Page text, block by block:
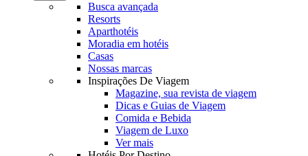
Busca avançada
Resorts
Aparthotéis
Moradia em hotéis
Casas
Nossas marcas
Inspirações De Viagem
Magazine, sua revista de viagem
Dicas e Guias de Viagem
Comida e Bebida
Viagem de Luxo
Ver mais